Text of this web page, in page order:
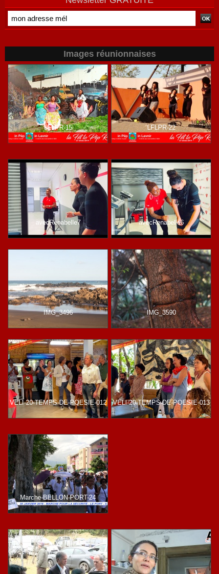
Images réunionnaises
LFLPR-15 LFLPR-22
avecRenabelle7 avecRenabelle6
IMG_3496 IMG_3590
VELI-20-TEMPS-DE-POESIE-012 VELI-20-TEMPS-DE-POESIE-013
Marche-BELLON-PORT-24